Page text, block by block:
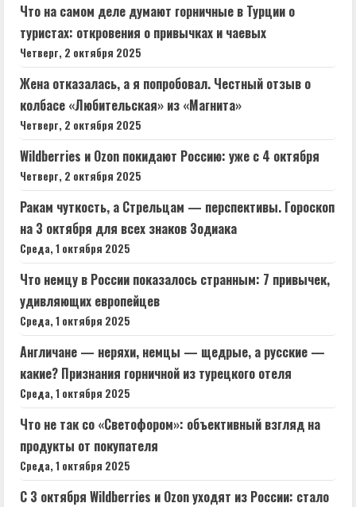
Что на самом деле думают горничные в Турции о
туристах: откровения о привычках и чаевых
Четверг, 2 октября 2025
Жена отказалась, а я попробовал. Честный отзыв о
колбасе «Любительская» из «Магнита»
Четверг, 2 октября 2025
Wildberries и Ozon покидают Россию: уже с 4 октября
Четверг, 2 октября 2025
Ракам чуткость, а Стрельцам — перспективы. Гороскоп
на 3 октября для всех знаков Зодиака
Среда, 1 октября 2025
Что немцу в России показалось странным: 7 привычек,
удивляющих европейцев
Среда, 1 октября 2025
Англичане — неряхи, немцы — щедрые, а русские —
какие? Признания горничной из турецкого отеля
Среда, 1 октября 2025
Что не так со «Светофором»: объективный взгляд на
продукты от покупателя
Среда, 1 октября 2025
С 3 октября Wildberries и Ozon уходят из России: стало